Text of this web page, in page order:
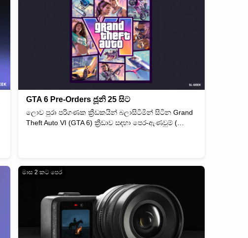
GTA 6 Pre-Orders ජූනි 25 සිට
ලොව පුරා පරිගණක ක්‍රීඩකයින් බලාසිටිමින් සිටින Grand
Theft Auto VI (GTA 6) ක්‍රීඩාව සඳහා පෙර-ඇණවුම් (…
මාස 2 කට පෙර